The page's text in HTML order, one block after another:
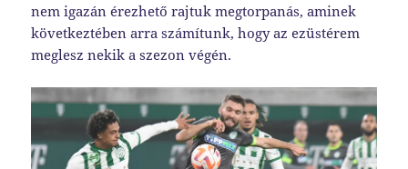
nem igazán érezhető rajtuk megtorpanás, aminek
következtében arra számítunk, hogy az ezüstérem
meglesz nekik a szezon végén.